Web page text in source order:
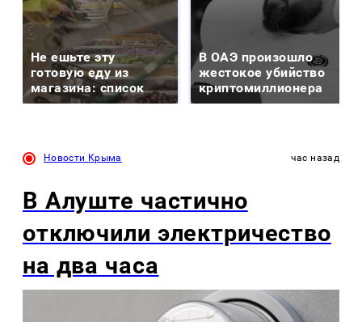
Не ешьте эту
готовую еду из
магазина: список
В ОАЭ произошло
жестокое убийство
криптомиллионера
Новости Крыма час назад
В Алуште частично
отключили электричество
на два часа